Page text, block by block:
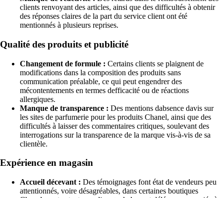
clients renvoyant des articles, ainsi que des difficultés à obtenir
des réponses claires de la part du service client ont été
mentionnés à plusieurs reprises.
Qualité des produits et publicité
Changement de formule : Certains clients se plaignent de
modifications dans la composition des produits sans
communication préalable, ce qui peut engendrer des
mécontentements en termes defficacité ou de réactions
allergiques.
Manque de transparence : Des mentions dabsence davis sur
les sites de parfumerie pour les produits Chanel, ainsi que des
difficultés à laisser des commentaires critiques, soulevant des
interrogations sur la transparence de la marque vis-à-vis de sa
clientèle.
Expérience en magasin
Accueil décevant : Des témoignages font état de vendeurs peu
attentionnés, voire désagréables, dans certaines boutiques